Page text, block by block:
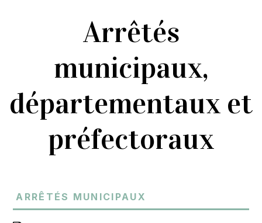
Arrêtés
municipaux,
départementaux et
préfectoraux
Arrêtés municipaux